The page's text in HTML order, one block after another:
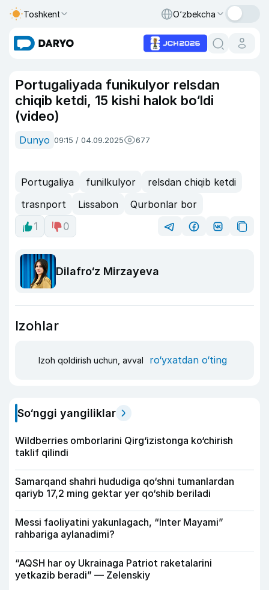
Toshkent O‘zbekcha
Portugaliyada funikulyor relsdan
chiqib ketdi, 15 kishi halok bo‘ldi
(video)
Dunyo 09:15 / 04.09.2025 677
Portugaliya funilkulyor
relsdan chiqib ketdi
trasnport
Lissabon
Qurbonlar bor
1
0
Dilafro‘z Mirzayeva
Izohlar
Izoh qoldirish uchun, avval ro‘yxatdan o‘ting
So‘nggi yangiliklar
Wildberries omborlarini Qirg‘izistonga ko‘chirish
taklif qilindi
Samarqand shahri hududiga qo‘shni tumanlardan
qariyb 17,2 ming gektar yer qo‘shib beriladi
Messi faoliyatini yakunlagach, “Inter Mayami”
rahbariga aylanadimi?
“AQSH har oy Ukrainaga Patriot raketalarini
yetkazib beradi” — Zelenskiy